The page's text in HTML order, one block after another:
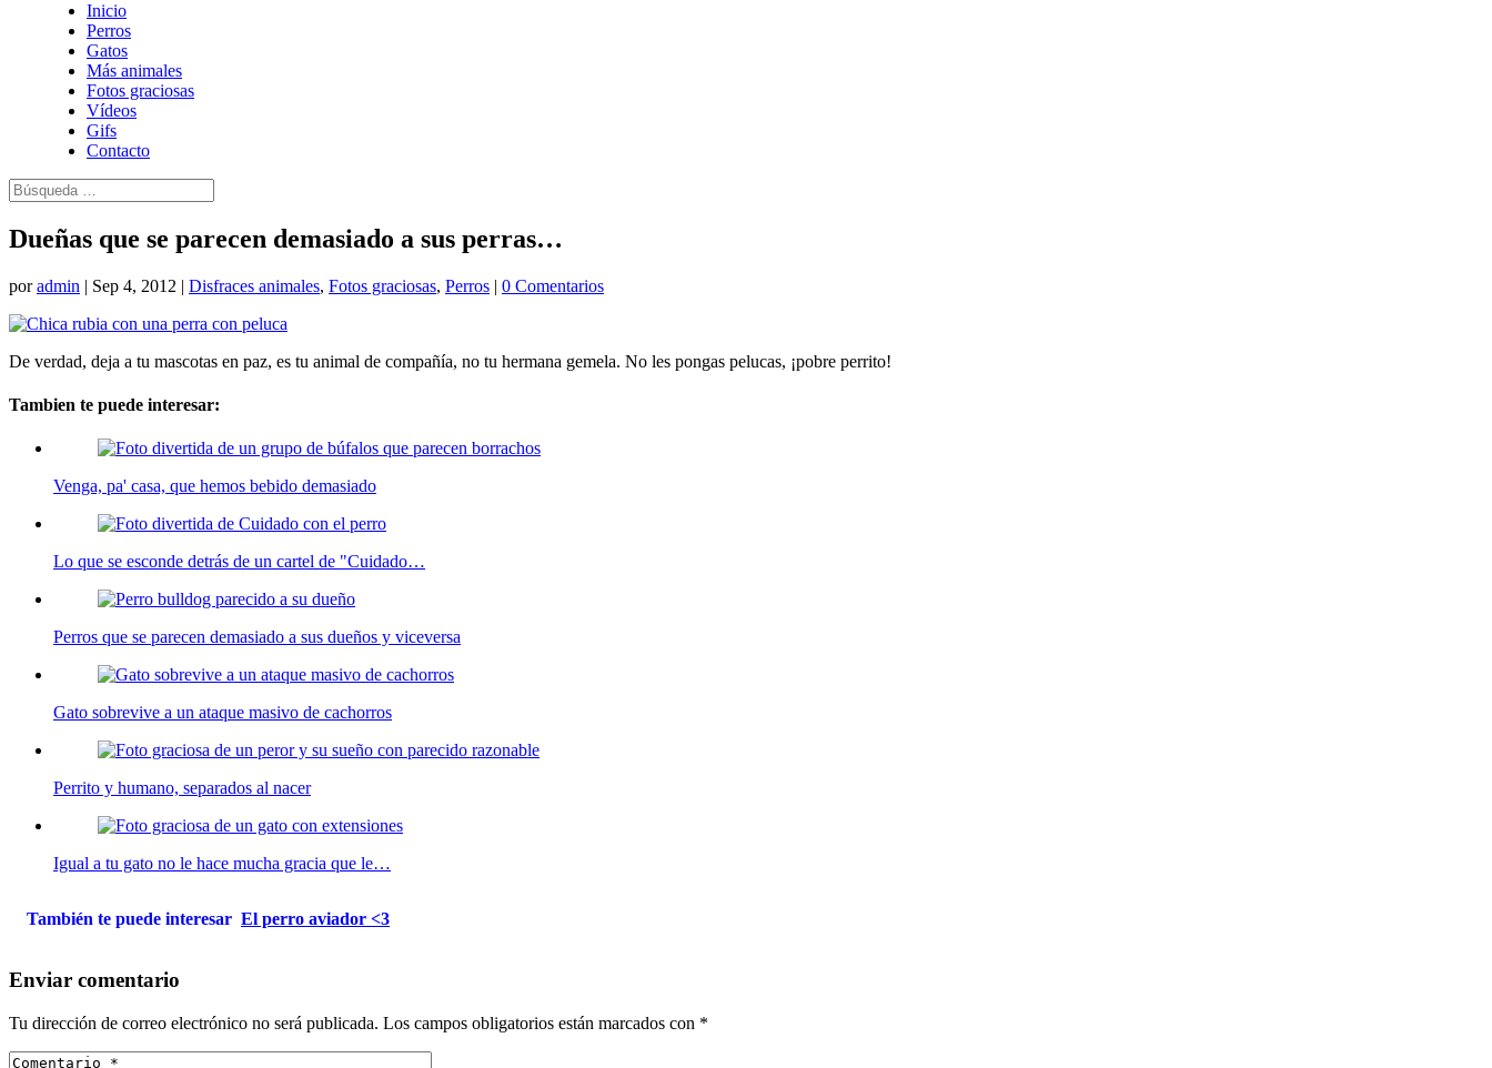
Inicio
Perros
Gatos
Más animales
Fotos graciosas
Vídeos
Gifs
Contacto
Dueñas que se parecen demasiado a sus perras…
poradmin | Sep 4, 2012 | Disfraces animales, Fotos graciosas, Perros | 0 Comentarios
De verdad, deja a tu mascotas en paz, es tu animal de compañía, no tu hermana gemela. No les pongas pelucas, ¡pobre perrito!
Tambien te puede interesar:
Venga, pa' casa, que hemos bebido demasiado
Lo que se esconde detrás de un cartel de "Cuidado…
Perros que se parecen demasiado a sus dueños y viceversa
Gato sobrevive a un ataque masivo de cachorros
Perrito y humano, separados al nacer
Igual a tu gato no le hace mucha gracia que le…
También te puede interesar El perro aviador <3
Enviar comentario
Tu dirección de correo electrónico no será publicada. Los campos obligatorios están marcados con *